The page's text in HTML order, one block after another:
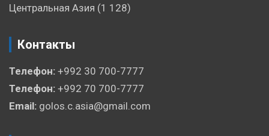
Центральная Азия (1 128)
Контакты
Телефон: +992 30 700-7777
Телефон: +992 70 700-7777
Email: golos.c.asia@gmail.com